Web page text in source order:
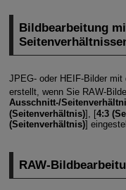
Bildbearbeitung
JPEG- oder HEIF-Bilder mit
erstellt, wenn Sie RAW-
Ausschnitt-/
(Seitenverhältnis)], [4:3
(Seitenverhältnis)]
RAW-